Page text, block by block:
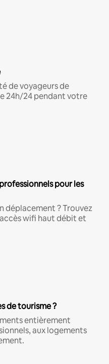
de voyageurs de
24h/24 pendant votre
pour les
déplacement ? Trouvez
wifi haut débit et
de tourisme ?
entièrement
aux logements